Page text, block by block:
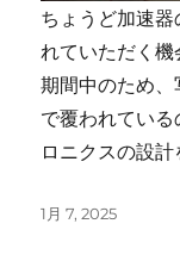
ちょうど加速
れていただく
期間中のため
で覆われてい
ロニクスの設計
投
1月 7, 2025